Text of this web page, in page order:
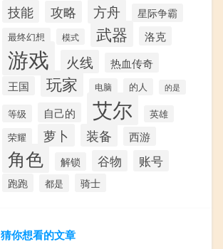
技能 攻略 方舟 星际争霸
最终幻想 模式 武器 洛克
游戏 火线 热血传奇
王国 玩家 电脑 的人 的是
等级 自己的 艾尔 英雄
荣耀 萝卜 装备 西游
角色 解锁 谷物 账号
跑跑 都是 骑士
猜你想看的文章